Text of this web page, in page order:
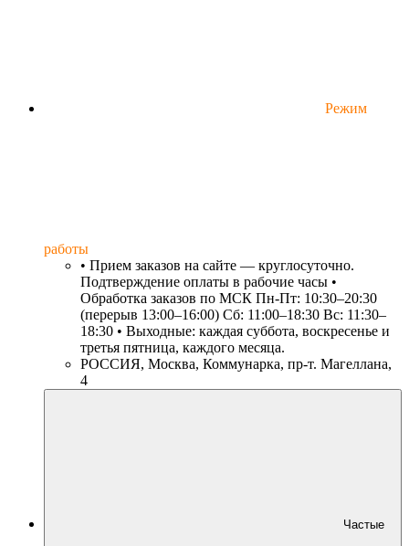
Режим
работы
• Прием заказов на сайте — круглосуточно.
Подтверждение оплаты в рабочие часы •
Обработка заказов по МСК Пн-Пт: 10:30–20:30
(перерыв 13:00–16:00) Сб: 11:00–18:30 Вс: 11:30–
18:30 • Выходные: каждая суббота, воскресенье и
третья пятница, каждого месяца.
РОССИЯ, Москва, Коммунарка, пр-т. Магеллана,
4
Частые